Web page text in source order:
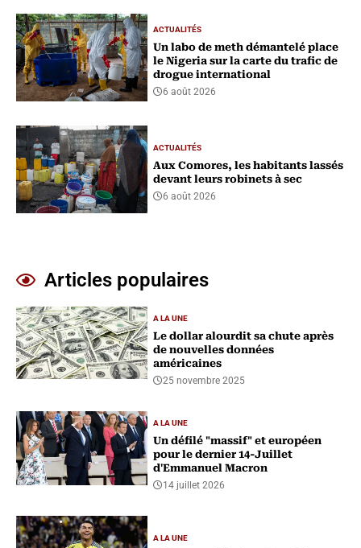
ACTUALITÉS
Un labo de meth démantelé place
le Nigeria sur la carte du trafic de
drogue international
6 août 2026
ACTUALITÉS
Aux Comores, les habitants lassés
devant leurs robinets à sec
6 août 2026
Articles populaires
A LA UNE
Le dollar alourdit sa chute après
de nouvelles données
américaines
25 novembre 2025
A LA UNE
Un défilé "massif" et européen
pour le dernier 14-Juillet
d'Emmanuel Macron
14 juillet 2026
A LA UNE